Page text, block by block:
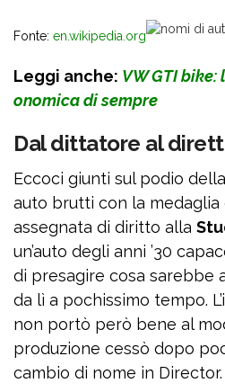
Fonte: en.wikipedia.org
Leggi anche: VW GTI
onomica di sempre
Dal dittatore al
Eccoci giunti sul podio
auto brutti con la
assegnata di diritto alla
un’auto degli anni ’30
di presagire cosa sarebbe
da lì a pochissimo tempo.
non portò però bene al
produzione cessò dopo
cambio di nome in Director.